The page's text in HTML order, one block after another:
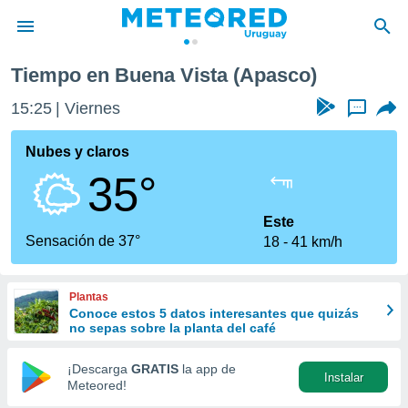
de
ha
calidad.
a este
las
y
forma
digital
basada
Tiempo en Buena Vista (Apasco)
15:25 Viernes ...
Nubes y claros
35°
Sensación de 37°
Este
18
41 km/h
Plantas
Conoce estos 5 datos interesantes que quizás
no sepas sobre la planta del café
¡Descarga GRATIS la app de
Meteored!
Instalar